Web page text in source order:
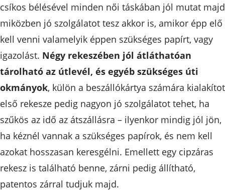
csíkos bélésével minden női táskában jól mutat
miközben jó szolgálatot tesz akkor is, amikor épp elő
kell venni valamelyik éppen szükséges papírt, vagy
igazolást. Négy rekeszében jól átláthatóan
tárolható az útlevél, és egyéb szükséges úti
okmányok, külön a beszállókártya számára
első rekesze pedig nagyon jó szolgálatot tehet, ha
szűkös az idő az átszállásra – ilyenkor mindig jól jön,
ha kéznél vannak a szükséges papírok, és nem kell
azokat hosszasan keresgélni. Emellett egy cipzáras
rekesz is található benne, zárni pedig állítható,
patentos zárral tudjuk majd.